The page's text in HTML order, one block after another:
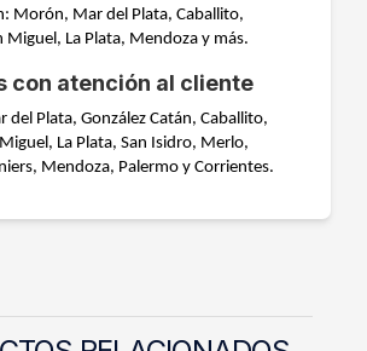
Morón, Mar del Plata, Caballito,
Miguel, La Plata, Mendoza y más.
con atención al cliente
Plata, González Catán, Caballito,
La Plata, San Isidro, Merlo,
Mendoza, Palermo y Corrientes.